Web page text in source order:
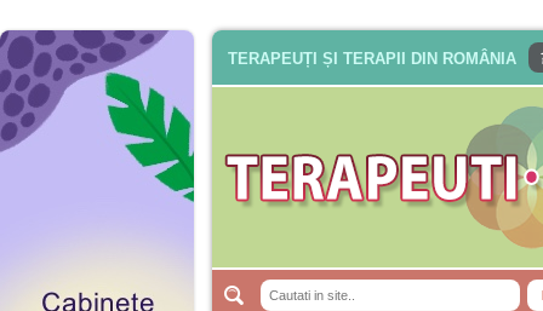
TERAPEUȚI ȘI TERAPII DIN ROMÂNIA